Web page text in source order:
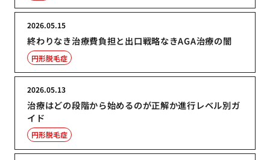
終わりなき治療費負担と出口戦略なきAGA治療の闇
2026.05.15
円形脱毛症
治療はどの段階から始めるのが正解か進行レベル別ガ
イド
2026.05.13
円形脱毛症